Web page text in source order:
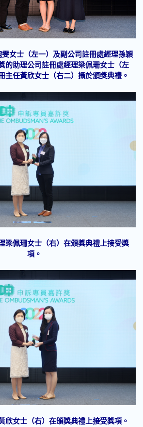
女士（左一）及副公司註冊處經理孫穎
的助理公司註冊處經理梁佩珊女士（左
主任黃欣女士（右二）攝於頒獎典禮。
梁佩珊女士（右）在頒獎典禮上接受獎
項。
欣女士（右）在頒獎典禮上接受獎項。